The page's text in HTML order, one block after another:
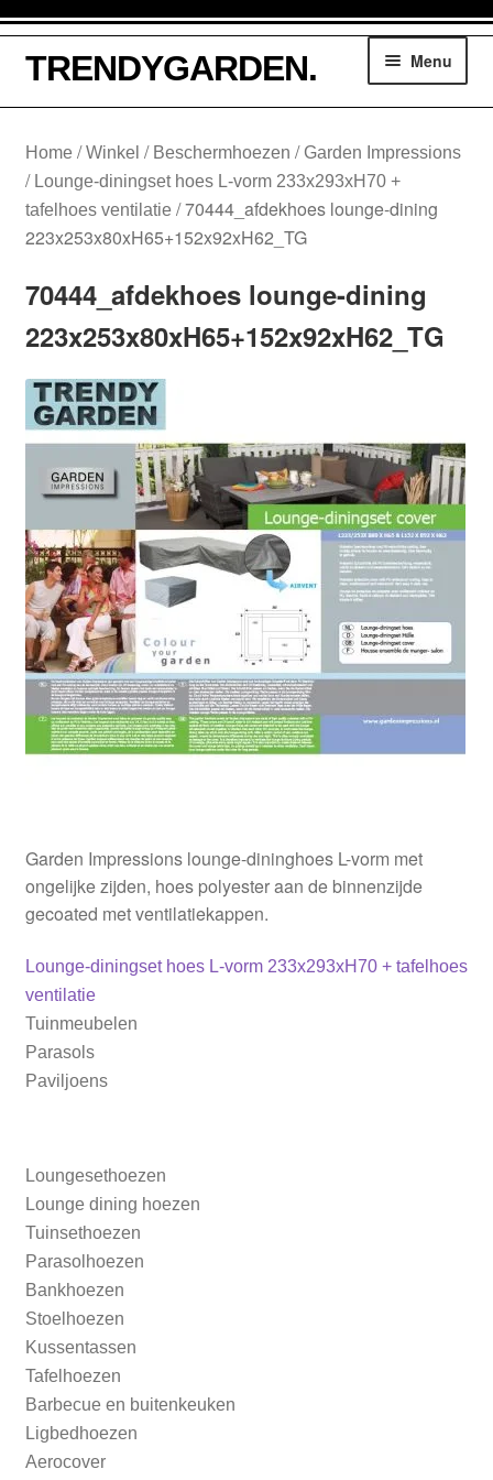
door
naar
naar
de
TRENDYGARDEN. Menu
Tuinmeubelen
Loungesethoezen
Tuinsethoezen
Kussentassen
Parasolhoezen
Bankhoezen
Stoelhoezen
Tafelhoezen
Home /Winkel / Beschermhoezen / Garden Impressions
/ Lounge-diningset hoes L-vorm 233x293xH70 +
tafelhoes ventilatie /70444_afdekhoes lounge-dining
223x253x80xH65+152x92xH62_TG
70444_afdekhoes lounge-dining
223x253x80xH65+152x92xH62_TG
Garden Impressions lounge-dininghoes L-vorm met
ongelijke zijden, hoes polyester aan de binnenzijde
gecoated met ventilatiekappen.
Bericht
navigatie
Vorig
bericht:
Lounge-diningset hoes L-vorm 233x293xH70 + tafelhoes
ventilatie
Tuinmeubelen
Parasols
Paviljoens
Loungesethoezen
Lounge dining hoezen
Tuinsethoezen
Parasolhoezen
Bankhoezen
Stoelhoezen
Kussentassen
Tafelhoezen
Barbecue en buitenkeuken
Ligbedhoezen
Aerocover